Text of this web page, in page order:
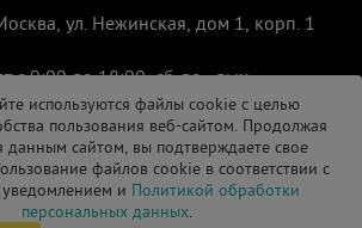
ул. Нежинская, дом 1, корп. 1
с 9:00 до 18:00, сб-вс - вых.
contact@litra-beer.ru
используются файлы cookie с целью
пользования веб-сайтом. Продолжая
данным сайтом, вы подтверждаете свое
файлов cookie в соответствии с
и Политикой обработки
персональных данных.